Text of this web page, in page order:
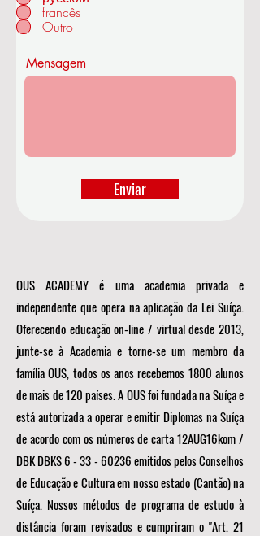
OUS ACADEMY é uma academia privada e
independente que opera na aplicação da Lei Suíça.
Oferecendo educação on-line / virtual desde 2013,
junte-se à Academia e torne-se um membro da
família OUS, todos os anos recebemos 1800 alunos
de mais de 120 países. A OUS foi fundada na Suíça e
está autorizada a operar e emitir Diplomas na Suíça
de acordo com os números de carta 12AUG16kom /
DBK DBKS6 - 33 - 60236emitidos pelos Conselhos
de Educação e Cultura em nosso estado (Cantão) na
Suíça. Nossos métodos de programa de estudo à
distância foram revisados e cumpriram o "Art. 21
francês
Outro
Mensagem
Enviar